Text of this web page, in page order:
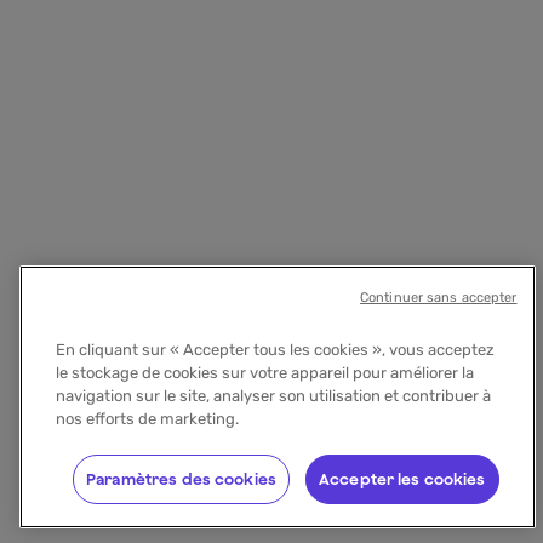
En cliquant sur « Accepter tous les cookies », vous acceptez
le stockage de cookies sur votre appareil pour améliorer la
navigation sur le site, analyser son utilisation et contribuer à
nos efforts de marketing.
Accepter les cookies
Paramètres des cookies
Continuer sans accepter